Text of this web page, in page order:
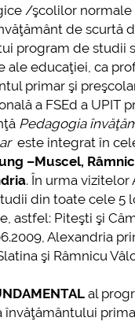
personnelles
communauté
studenții cu
Centrului
Planului
/şcolilor normale
de scurtă
program de studii
ale educaţiei, ca
primar şi
a FSEd a UPIT
Pedagogia
este integrat în
–Muscel,
. În urma vizitelor
din toate cele 5
astfel: Piteşti şi
Alexandria
şi Râmnicu
al
învăţământului